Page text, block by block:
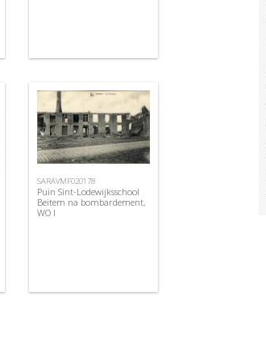
SARAVMF020178
Puin Sint-Lodewijksschool
Beitem na bombardement,
WO I